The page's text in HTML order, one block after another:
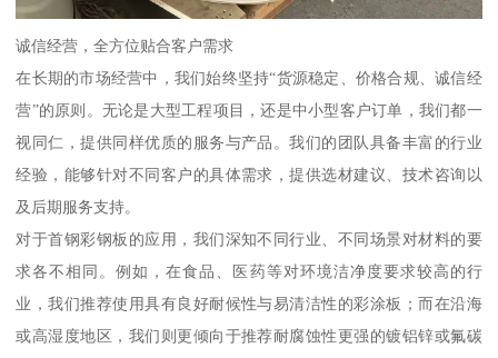
诚信经营，全方位贴合客户需求
在长期的市场经营中，我们始终坚持“货源稳定、价格合规、诚信经
营”的原则。无论是大型工程项目，还是中小型客户订单，我们都一
视同仁，提供同样优质的服务与产品。我们的团队具备丰富的行业
经验，能够针对不同客户的具体需求，提供选材建议、技术咨询以
及后期服务支持。
对于首钢彩钢板的应用，我们深知不同行业、不同场景对材料的要
求各不相同。例如，在食品、医药等对环境洁净度要求较高的行
业，我们推荐使用具有良好耐候性与易清洁性的彩涂板；而在沿海
或高湿度地区，我们则更倾向于推荐耐腐蚀性更强的镀铝锌或氟碳